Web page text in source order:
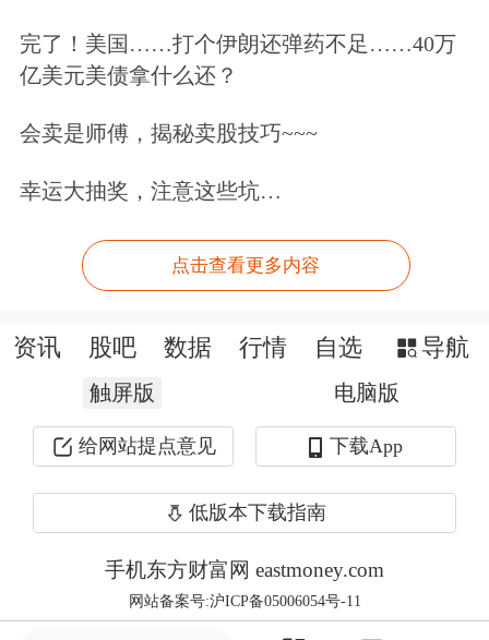
关键数据传输的安全水平，并为量子通
量子科技正加速走向应用实践
量子科技是全球科技竞争的前沿高地，
其核心产业应用主要涵盖量子计算、量
子通信安全与量子精密测量三大方向。
完了！美国……打个伊朗还弹药不足……40万
亿美元美债拿什么还？
会卖是师傅，揭秘卖股技巧~~~
幸运大抽奖，注意这些坑…
点击查看更多内容
资讯 股吧 数据 行情 自选 导航
触屏版 电脑版
给网站提点意见 下载App
低版本下载指南
手机东方财富网 eastmoney.com
网站备案号:沪ICP备05006054号-11